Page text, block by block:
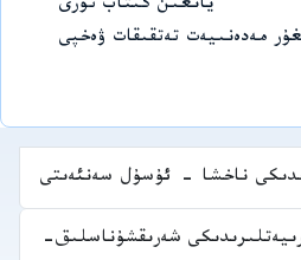
يانغىن كىتاب تورى
مەدەنىيەت تەتقىقات ۋەخپى
ناخشا - ئۇسۇل سەنئەىتى
شەرىقشۇناسلىق-